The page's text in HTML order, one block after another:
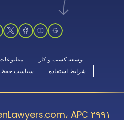
توسعه کسب و کار مطبوعات
شرایط استفاده
سیاست